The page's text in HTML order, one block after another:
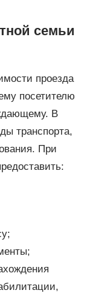
семьи
проезда
посетителю
В
транспорта,
При